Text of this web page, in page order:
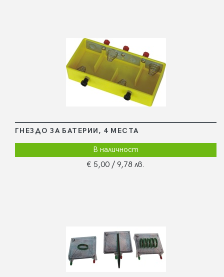
ГНЕЗДО ЗА БАТЕРИИ, 4 МЕСТА
В наличност
€ 5,00 / 9,78 лв.